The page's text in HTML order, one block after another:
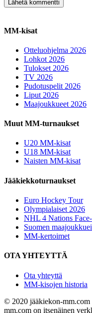
MM-kisat
Otteluohjelma 2026
Lohkot 2026
Tulokset 2026
TV 2026
Pudotuspelit 2026
Liput 2026
Maajoukkueet 2026
Muut MM-turnaukset
U20 MM-kisat
U18 MM-kisat
Naisten MM-kisat
Jääkiekkoturnaukset
Euro Hockey Tour
Olympialaiset 2026
NHL 4 Nations
Suomen
MM-kertoimet
OTA YHTEYTTÄ
Ota yhteyttä
MM-kisojen historia
© 2020 jääkiekon-
mm.com on itsenäinen